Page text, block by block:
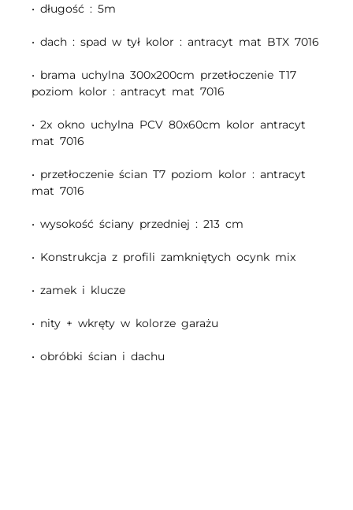
• długość : 5m
• dach : spad w tył kolor : antracyt mat BTX 7016
• brama uchylna 300x200cm przetłoczenie T17
poziom kolor : antracyt mat 7016
• 2x okno uchylna PCV 80x60cm kolor antracyt
mat 7016
• przetłoczenie ścian T7 poziom kolor : antracyt
mat 7016
• wysokość ściany przedniej : 213 cm
• Konstrukcja z profili zamkniętych ocynk mix
• zamek i klucze
• nity + wkręty w kolorze garażu
• obróbki ścian i dachu